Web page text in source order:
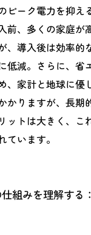
ピーク電力を抑え
前、多くの家庭が
、導入後は効率的
低減。さらに、省
、家計と地球に優
かりますが、長期
ットは大きく、こ
ています。
組みを理解する